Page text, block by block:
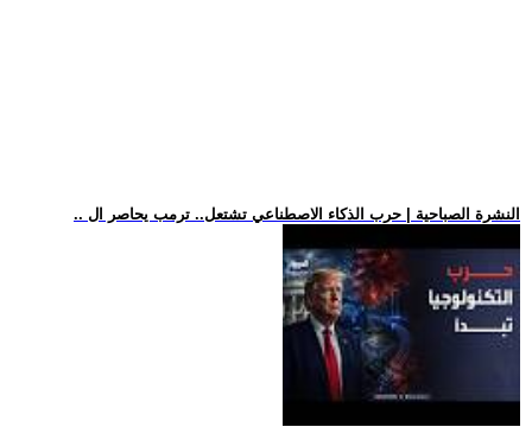
.. النشرة الصباحية | حرب الذكاء الاصطناعي تشتعل.. ترمب يحاصر ال